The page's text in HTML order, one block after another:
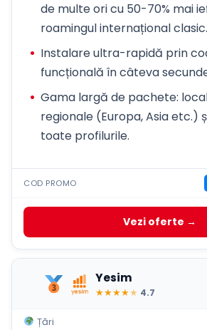
de multe ori cu 50-70% mai
roamingul internațional clasic.
Instalare ultra-rapidă prin
funcțională în câteva
Gama largă de pachete:
regionale (Europa, Asia etc.)
toate profilurile.
COD PROMO
Vezi oferte →
Yesim
★★★★★ 4.7
Țări